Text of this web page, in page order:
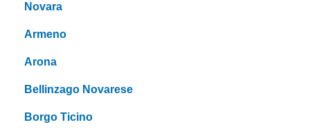
Novara
Armeno
Arona
Bellinzago Novarese
Borgo Ticino